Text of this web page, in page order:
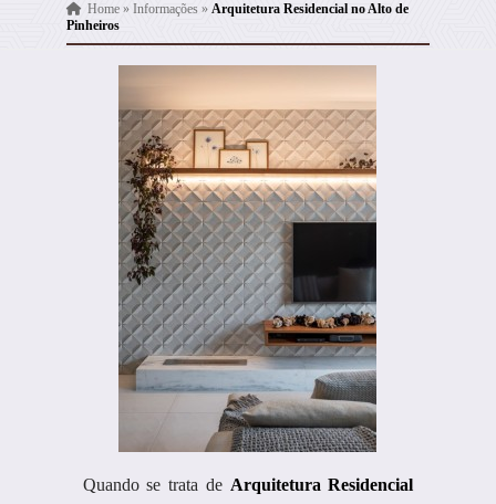
Home» Informações » Arquitetura Residencial no Alto de
Pinheiros
Quando se trata de Arquitetura Residencial